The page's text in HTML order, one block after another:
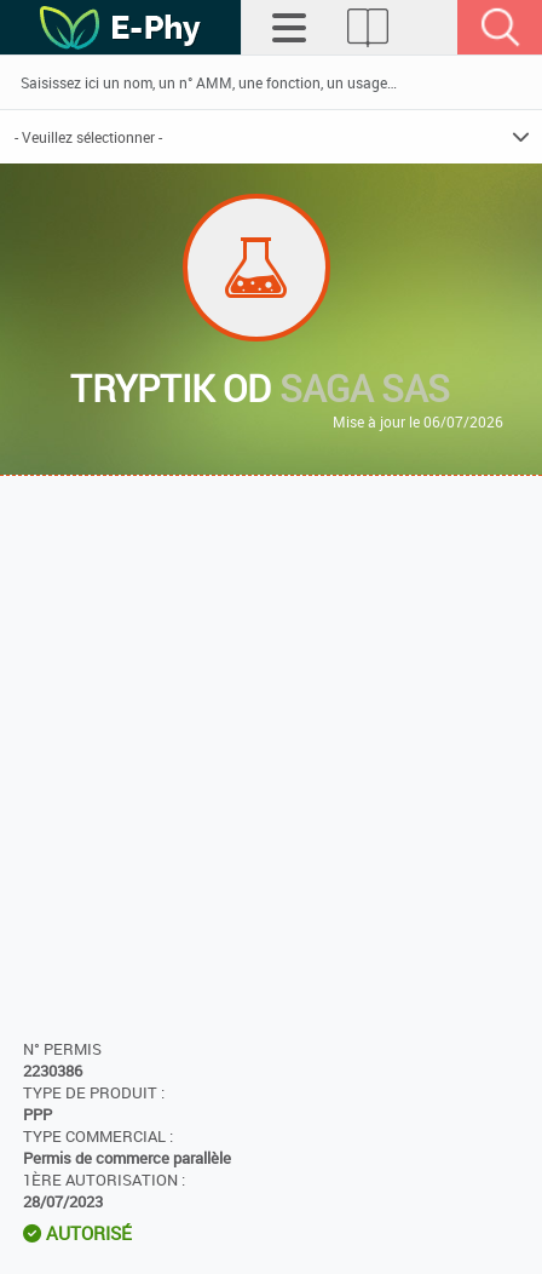
TRYPTIK ODSAGA SAS
Mise à jour le 06/07/2026
N° PERMIS
2230386
TYPE DE PRODUIT :
PPP
TYPE COMMERCIAL :
Permis de commerce parallèle
1ÈRE AUTORISATION :
28/07/2023
AUTORISÉ